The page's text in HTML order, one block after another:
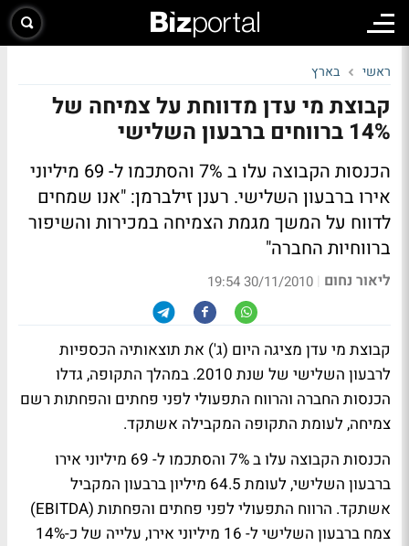
ראשי בארץ
קבוצת מי עדן מדווחת על צמיחה של
14% ברווחים ברבעון השלישי
הכנסות הקבוצה עלו ב 7% והסתכמו ל- 69 מיליוני
אירו ברבעון השלישי. רענן זילברמן: "אנו שמחים
לדווח על המשך מגמת הצמיחה במכירות והשיפור
ברווחיות החברה"
ליאור נחום |
30/11/2010 19:54
קבוצת מי עדן מציגה היום (ג') את תוצאותיה הכספיות
לרבעון השלישי של שנת 2010. במהלך התקופה, גדלו
הכנסות החברה והרווח התפעולי לפני פחתים והפחתות רשם
צמיחה, לעומת התקופה המקבילה אשתקד.
הכנסות הקבוצה עלו ב 7% והסתכמו ל- 69 מיליוני אירו
ברבעון השלישי, לעומת 64.5 מיליון ברבעון המקביל
אשתקד. הרווח התפעולי לפני פחתים והפחתות (EBITDA)
צמח ברבעון השלישי ל- 16 מיליוני אירו, עלייה של כ-14%